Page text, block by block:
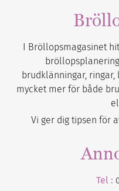
I Bröllopsmagasinet
brudklänningar,
mycket mer för både
Vi ger dig tipsen för
Tel :